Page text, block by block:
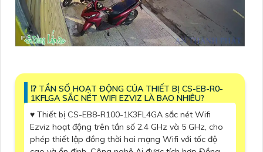
⁉️ TẦN SỐ HOẠT ĐỘNG CỦA THIẾT BỊ CS-EB-R0-
1KFLGA SẮC NÉT WIFI EZVIZ LÀ BAO NHIÊU?
♥️ Thiết bị CS-EB8-R100-1K3FL4GA sắc nét Wifi
Ezviz hoạt động trên tần số 2.4 GHz và 5 GHz, cho
phép thiết lập đồng thời hai mạng Wifi với tốc độ